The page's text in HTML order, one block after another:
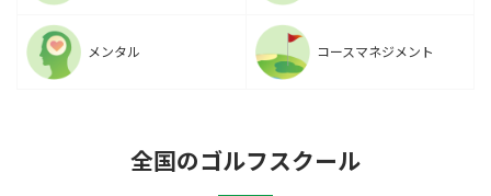
メンタル コースマネジメント
全国のゴルフスクール